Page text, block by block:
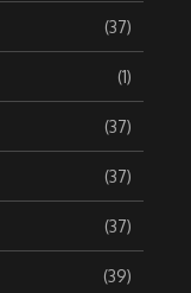
(37)
(1)
(37)
(37)
(37)
(39)